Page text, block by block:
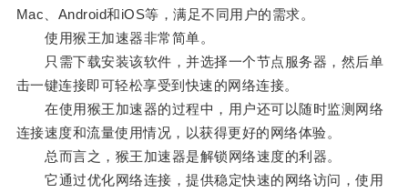
Mac、Android和iOS等，满足不同用户的需求。
使用猴王加速器非常简单。
只需下载安装该软件，并选择一个节点服务器，然后单
击一键连接即可轻松享受到快速的网络连接。
在使用猴王加速器的过程中，用户还可以随时监测网络
连接速度和流量使用情况，以获得更好的网络体验。
总而言之，猴王加速器是解锁网络速度的利器。
它通过优化网络连接，提供稳定快速的网络访问，使用